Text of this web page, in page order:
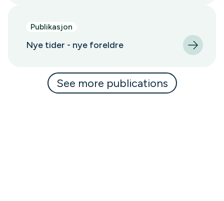
Publikasjon
Nye tider - nye foreldre
See more publications